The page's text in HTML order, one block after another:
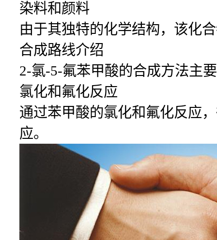
染料和颜料
由于其独特的化学结构，该化
合成路线介绍
2-氯-5-氟苯甲酸的合成方法主
氯化和氟化反应
通过苯甲酸的氯化和氟化反应
应。